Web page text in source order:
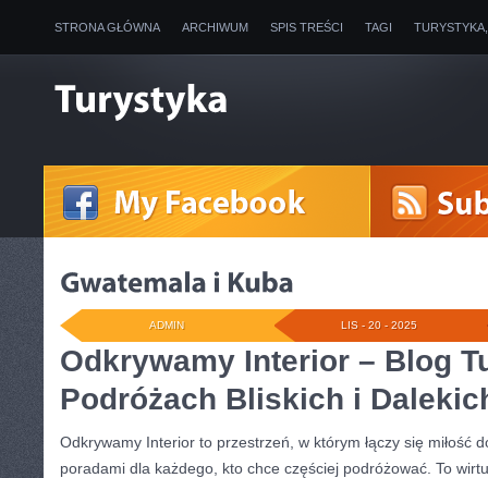
STRONA GŁÓWNA ARCHIWUM SPIS TREŚCI TAGI
LIS - 20 - 2025
ADMIN
Odkrywamy Interior – Blog
Podróżach Bliskich i
Odkrywamy Interior to przestrzeń, w którym łączy się miłość
poradami dla każdego, kto chce częściej podróżować. To